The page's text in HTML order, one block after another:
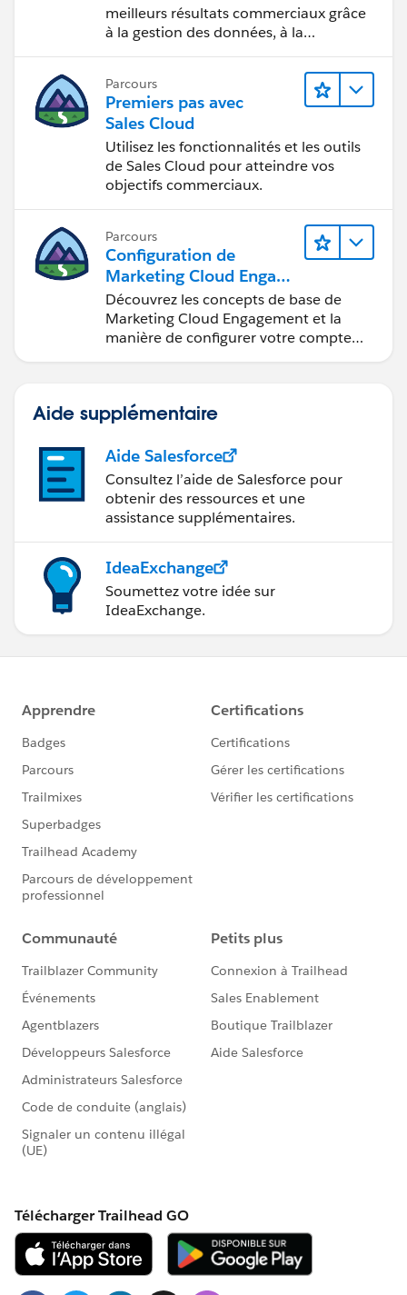
--- insert Embed code here ---
meilleurs résultats commerciaux grâce
à la gestion des données, à la
de visualisation des données, aux récits
fondés sur les données et à la
collaboration.
Parcours
Premiers pas avec
Sales Cloud
Utilisez les fonctionnalités et les outils
de Sales Cloud pour atteindre vos
objectifs commerciaux.
Parcours
Configuration de
Marketing Cloud Engage
ment
Découvrez les concepts de base de
Marketing Cloud Engagement et la
manière de configurer votre compte
Aide supplémentaire
Aide Salesforce
Consultez l’aide de Salesforce pour
obtenir des ressources et une
assistance supplémentaires.
IdeaExchange
Soumettez votre idée sur
IdeaExchange.